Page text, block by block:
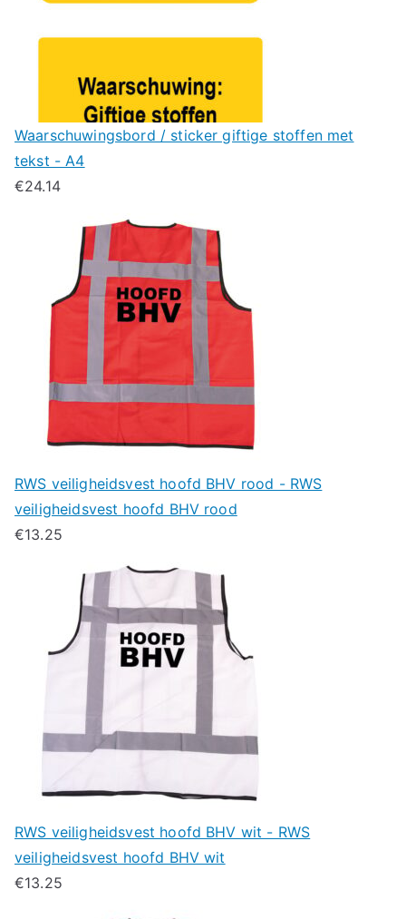
Waarschuwingsbord / sticker giftige stoffen met
tekst - A4
€24.14
RWS veiligheidsvest hoofd BHV rood - RWS
veiligheidsvest hoofd BHV rood
€13.25
RWS veiligheidsvest hoofd BHV wit - RWS
veiligheidsvest hoofd BHV wit
€13.25